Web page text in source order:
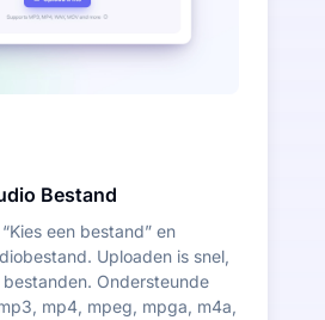
Bestand
een bestand” en
Uploaden is snel,
Ondersteunde
mp4, mpeg, mpga, m4a,